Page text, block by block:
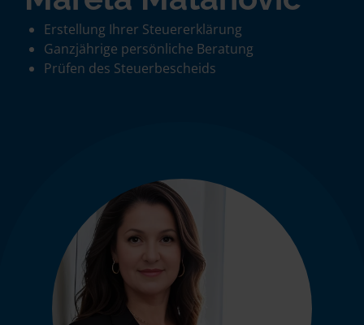
Erstellung Ihrer Steuererklärung
Ganzjährige persönliche Beratung
Prüfen des Steuerbescheids